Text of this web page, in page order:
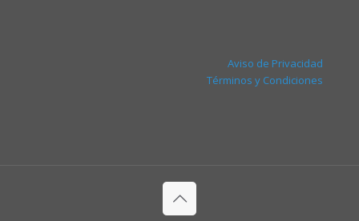
Aviso de Privacidad
Términos y Condiciones